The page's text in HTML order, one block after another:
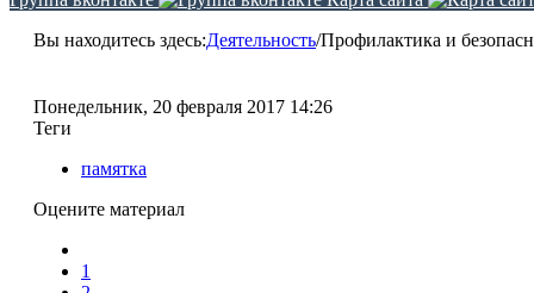
Вы находитесь здесь:Деятельность/Профилактика и
Понедельник, 20 февраля 2017 14:26
Теги
памятка
Оцените материал
1